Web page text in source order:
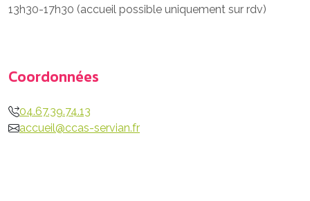
13h30-17h30 (accueil possible uniquement sur rdv)
Coordonnées
04.67.39.74.13
accueil@ccas-servian.fr